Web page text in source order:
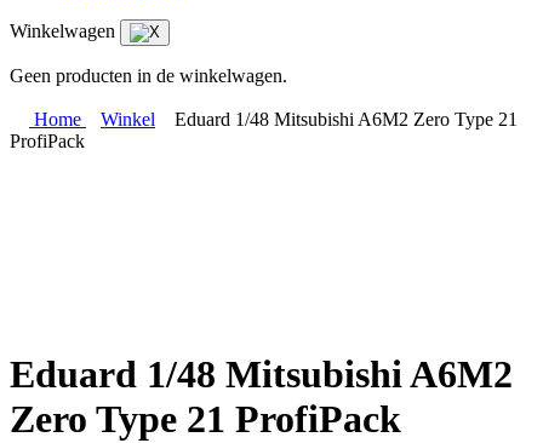
Winkelwagen
Geen producten in de winkelwagen.
Home Winkel
Eduard 1/48 Mitsubishi A6M2 Zero Type 21
ProfiPack
Eduard 1/48 Mitsubishi A6M2
Zero Type 21 ProfiPack